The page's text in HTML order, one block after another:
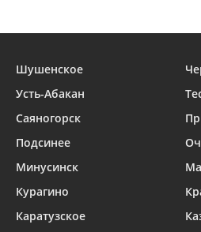
Шушенское
Усть-Абакан
Саяногорск
Подсинее
Минусинск
Курагино
Каратузское